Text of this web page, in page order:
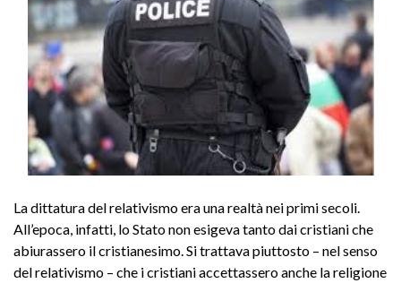
La dittatura del relativismo era una realtà nei primi secoli.
All’epoca, infatti, lo Stato non esigeva tanto dai cristiani che
abiurassero il cristianesimo. Si trattava piuttosto – nel senso
del relativismo – che i cristiani accettassero anche la religione